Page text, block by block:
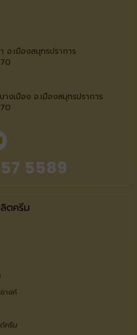
.เมืองสมุทรปราการ
งเมือง อ.เมืองสมุทรปราการ
5589
ตครีม
างค์
ครีม